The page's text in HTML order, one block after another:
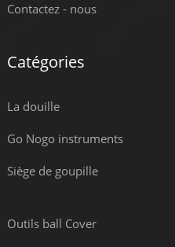
Contactez - nous
Catégories
La douille
Go Nogo instruments
Siège de goupille
Outils ball Cover